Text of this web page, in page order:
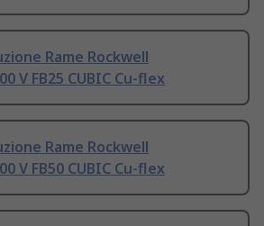
Rame Rockwell
V FB25 CUBIC Cu-flex
Rame Rockwell
V FB50 CUBIC Cu-flex